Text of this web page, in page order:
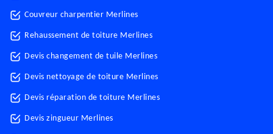
Couvreur charpentier Merlines
Rehaussement de toiture Merlines
Devis changement de tuile Merlines
Devis nettoyage de toiture Merlines
Devis réparation de toiture Merlines
Devis zingueur Merlines